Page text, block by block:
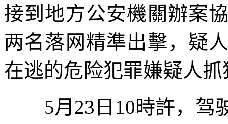
接到地方公安機關辦案
两名落网精準出擊，疑
在逃的危险犯罪嫌疑人抓
5月23日10時許，驾